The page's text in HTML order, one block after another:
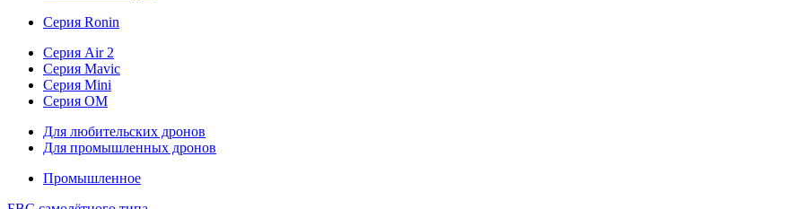
Серия Ronin
Серия Air 2
Серия Mavic
Серия Mini
Серия OM
Для любительских дронов
Для промышленных дронов
Промышленное